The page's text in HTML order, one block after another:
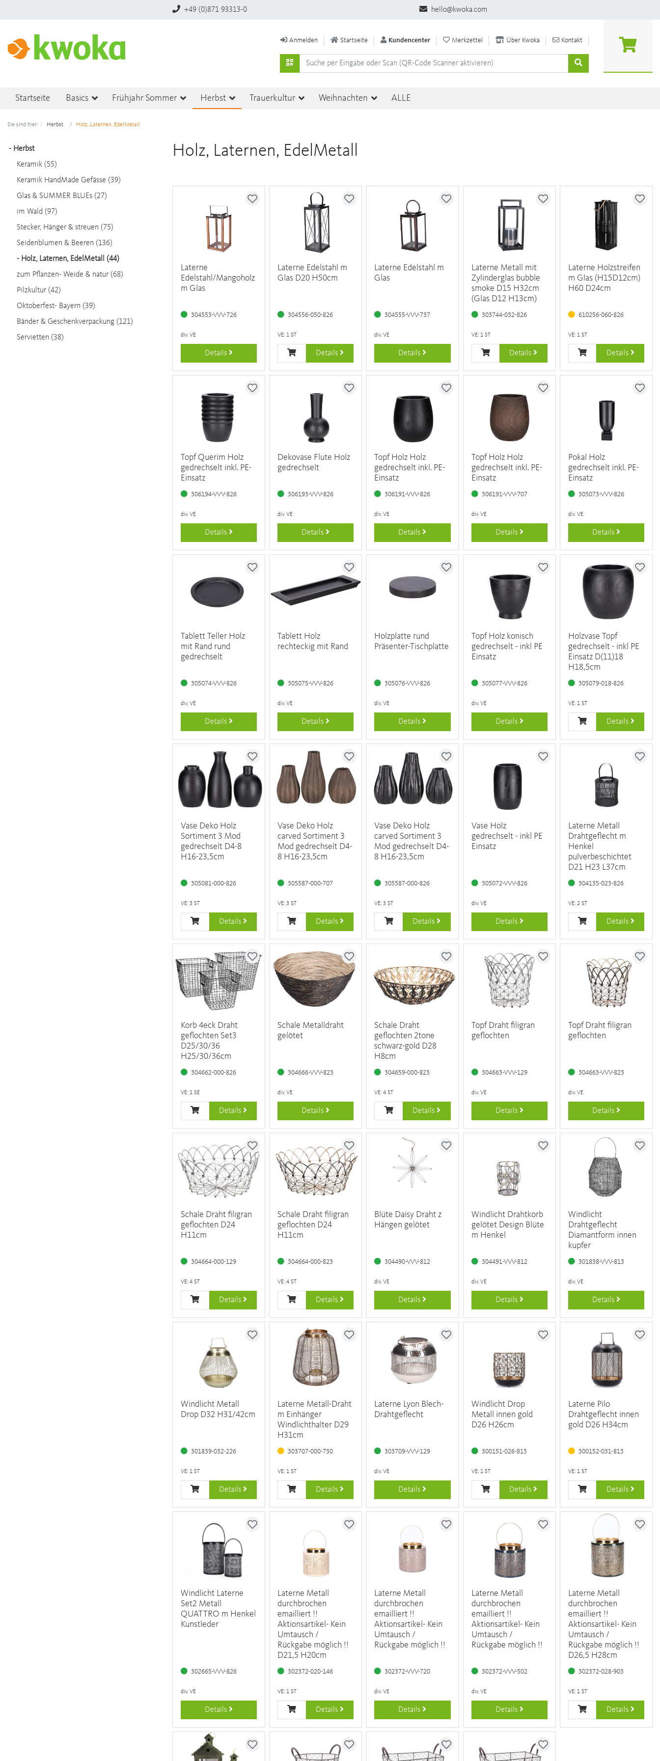
+49 (0)871 93313-0 hello@kwoka.com
Anmelden Startseite Kundencenter Merkzettel Über Kwoka Kontakt
Startseite Basics Frühjahr Sommer Herbst Trauerkultur Weihnachten ALLE
Sie sind hier: Herbst Holz, Laternen, EdelMetall
- Herbst
Keramik (55)
Keramik HandMade Gefässe (39)
Glas & SUMMER BLUEs (27)
im Wald (97)
Stecker, Hänger & streuen (75)
Seidenblumen & Beeren (136)
- Holz, Laternen, EdelMetall (44)
zum Pflanzen- Weide & natur (68)
Pilzkultur (42)
Oktoberfest- Bayern (39)
Bänder & Geschenkverpackung (121)
Servietten (38)
Holz, Laternen, EdelMetall
Laterne
Edelstahl/Mangoholz
m Glas
304553-VVV-726
div. VE
Details
Laterne Edelstahl m
Glas D20 H50cm
304556-050-826
VE: 1 ST
Details
Laterne Edelstahl m
Glas
304555-VVV-737
div. VE
Details
Laterne Metall mit
Zylinderglas bubble
smoke D15 H32cm
(Glas D12 H13cm)
303744-032-826
VE: 1 ST
Details
Laterne Holzstreifen
m Glas (H15D12cm)
H60 D24cm
610256-060-826
VE: 1 ST
Details
Topf Querim Holz
gedrechselt inkl. PE-
Einsatz
306194-VVV-826
div. VE
Details
Dekovase Flute Holz
gedrechselt
306193-VVV-826
div. VE
Details
Topf Holz Holz
gedrechselt inkl. PE-
Einsatz
306191-VVV-826
div. VE
Details
Topf Holz Holz
gedrechselt inkl. PE-
Einsatz
306191-VVV-707
div. VE
Details
Pokal Holz
gedrechselt inkl. PE-
Einsatz
305073-VVV-826
div. VE
Details
Tablett Teller Holz
mit Rand rund
gedrechselt
305074-VVV-826
div. VE
Details
Tablett Holz
rechteckig mit Rand
305075-VVV-826
div. VE
Details
Holzplatte rund
Präsenter-Tischplatte
305076-VVV-826
div. VE
Details
Topf Holz konisch
gedrechselt - inkl PE
Einsatz
305077-VVV-826
div. VE
Details
Holzvase Topf
gedrechselt - inkl PE
Einsatz D(11)18
H18,5cm
305079-018-826
VE: 1 ST
Details
Vase Deko Holz
Sortiment 3 Mod
gedrechselt D4-8
H16-23,5cm
305081-000-826
VE: 3 ST
Details
Vase Deko Holz
carved Sortiment 3
Mod gedrechselt D4-
8 H16-23,5cm
305587-000-707
VE: 3 ST
Details
Vase Deko Holz
carved Sortiment 3
Mod gedrechselt D4-
8 H16-23,5cm
305587-000-826
VE: 3 ST
Details
Vase Holz
gedrechselt - inkl PE
Einsatz
305072-VVV-826
div. VE
Details
Laterne Metall
Drahtgeflecht m
Henkel
pulverbeschichtet
D21 H23 L37cm
304135-023-826
VE: 2 ST
Details
Korb 4eck Draht
geflochten Set3
D25/30/36
H25/30/36cm
304662-000-826
VE: 1 SE
Details
Schale Metalldraht
gelötet
304666-VVV-823
div. VE
Details
Schale Draht
geflochten 2tone
schwarz-gold D28
H8cm
304659-000-823
VE: 4 ST
Details
Topf Draht filigran
geflochten
304663-VVV-129
div. VE
Details
Topf Draht filigran
geflochten
304663-VVV-823
div. VE
Details
Schale Draht filigran
geflochten D24
H11cm
304664-000-129
VE: 4 ST
Details
Schale Draht filigran
geflochten D24
H11cm
304664-000-823
VE: 4 ST
Details
Blüte Daisy Draht z
Hängen gelötet
304490-VVV-812
div. VE
Details
Windlicht Drahtkorb
gelötet Design Blüte
m Henkel
304491-VVV-812
div. VE
Details
Windlicht
Drahtgeflecht
Diamantform innen
kupfer
301838-VVV-813
div. VE
Details
Windlicht Metall
Drop D32 H31/42cm
301839-032-226
VE: 1 ST
Details
Laterne Metall-Draht
m Einhänger
Windlichthalter D29
H31cm
303707-000-730
VE: 1 ST
Details
Laterne Lyon Blech-
Drahtgeflecht
303709-VVV-129
div. VE
Details
Windlicht Drop
Metall innen gold
D26 H26cm
300151-026-813
VE: 1 ST
Details
Laterne Pilo
Drahtgeflecht innen
gold D26 H34cm
300152-031-813
VE: 1 ST
Details
Windlicht Laterne
Set2 Metall
QUATTRO m Henkel
Kunstleder
302665-VVV-826
div. VE
Details
Laterne Metall
durchbrochen
emailliert !!
Aktionsartikel- Kein
Umtausch /
Rückgabe möglich !!
D21,5 H20cm
302372-020-146
VE: 1 ST
Details
Laterne Metall
durchbrochen
emailliert !!
Aktionsartikel- Kein
Umtausch /
Rückgabe möglich !!
302372-VVV-720
div. VE
Details
Laterne Metall
durchbrochen
emailliert !!
Aktionsartikel- Kein
Umtausch /
Rückgabe möglich !!
302372-VVV-502
div. VE
Details
Laterne Metall
durchbrochen
emailliert !!
Aktionsartikel- Kein
Umtausch /
Rückgabe möglich !!
D26,5 H28cm
302372-028-903
VE: 1 ST
Details